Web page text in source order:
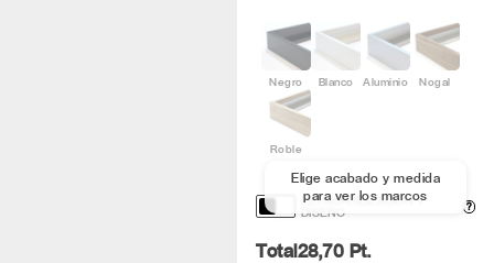
PERSONALIZACIÓN Y
DISEÑO
?
Negro Blanco Aluminio Nogal
Roble
Elige acabado y medida
para ver los marcos
Total28,70 Pt.